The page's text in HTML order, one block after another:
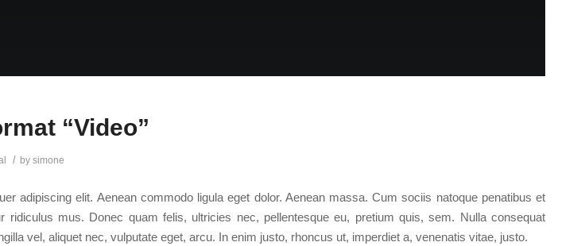
“Video”
/ by simone
adipiscing elit. Aenean commodo ligula eget dolor. Aenean massa. Cum sociis natoque penatibus et
ridiculus mus. Donec quam felis, ultricies nec, pellentesque eu, pretium quis, sem. Nulla consequat
vel, aliquet nec, vulputate eget, arcu. In enim justo, rhoncus ut, imperdiet a, venenatis vitae, justo.